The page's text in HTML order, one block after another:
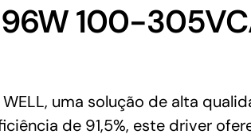
MEAN
100-
uma solução de alta
de 91,5%, este driver